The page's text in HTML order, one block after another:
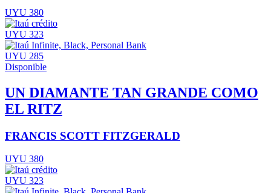
UYU 380
UYU 323
UYU 285
Disponible
UN DIAMANTE TAN GRANDE COMO
EL RITZ
FRANCIS SCOTT FITZGERALD
UYU 380
UYU 323